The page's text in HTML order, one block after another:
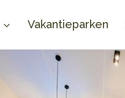
Vakantieparken